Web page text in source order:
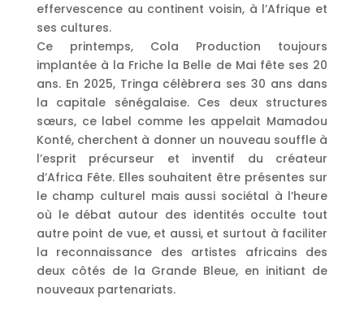
effervescence au continent voisin, à l’Afrique et
ses cultures.
Ce printemps, Cola Production toujours
implantée à la Friche la Belle de Mai fête ses 20
ans. En 2025, Tringa célèbrera ses 30 ans dans
la capitale sénégalaise. Ces deux structures
sœurs, ce label comme les appelait Mamadou
Konté, cherchent à donner un nouveau souffle à
l’esprit précurseur et inventif du créateur
d’Africa Fête. Elles souhaitent être présentes sur
le champ culturel mais aussi sociétal à l’heure
où le débat autour des identités occulte tout
autre point de vue, et aussi, et surtout à faciliter
la reconnaissance des artistes africains des
deux côtés de la Grande Bleue, en initiant de
nouveaux partenariats.